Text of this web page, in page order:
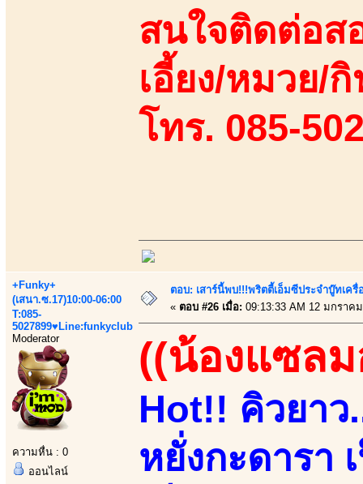
สนใจติดต่อส
เอี้ยง/หมวย/
โทร. 085-
+Funky+
(เสนา.ซ.17)10:00-06:00
T:085-
5027899♥Line:funkyclub
Moderator
ความหื่น : 0
ออนไลน์
ตอบ: เสาร์นี้พบ!!!พริตตี้เอ็มซีประจำบู๊ทเค
« ตอบ #26 เมื่อ: 09:13:33 AM 12 มกราค
((น้องแซล
Hot!! คิวยาว
หยั่งกะดารา